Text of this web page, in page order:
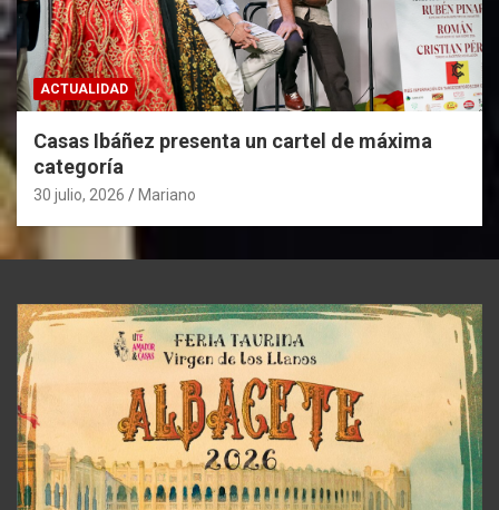
ACTUALIDAD
Casas Ibáñez presenta un cartel de máxima
categoría
30 julio, 2026 Mariano